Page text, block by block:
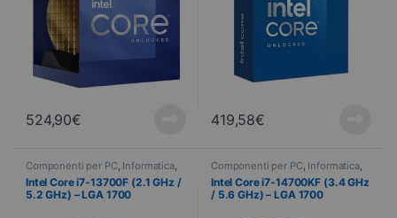
524,90€ 419,58€
Componenti per PC, Informatica,
Processore
Intel Core i7-13700F (2.1 GHz /
5.2 GHz) – LGA 1700
Componenti per PC, Informatica,
Processore,PROMOTIONS
Intel Core i7-14700KF (3.4 GHz
/ 5.6 GHz) – LGA 1700